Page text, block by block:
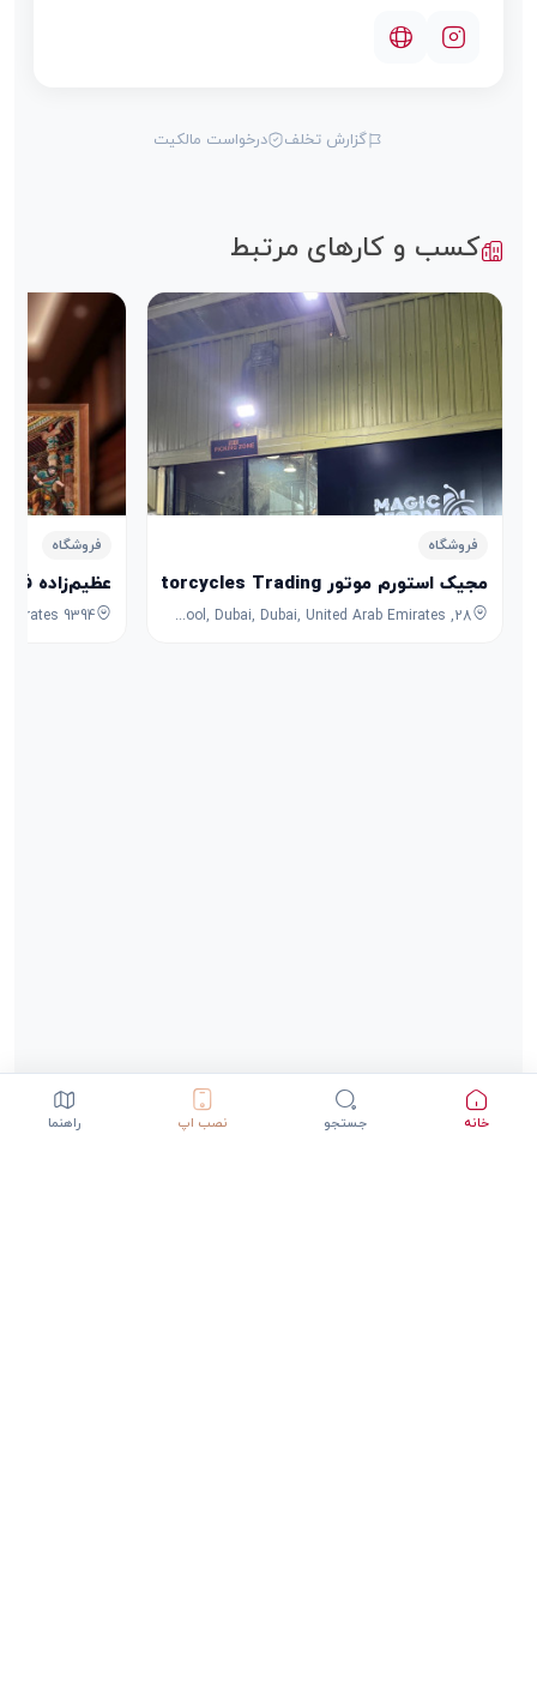
گزارش تخلف درخواست مالکیت
کسب و کارهای مرتبط
فروشگاه
مجیک استورم موتور Magic Storm Motorcycles Trading
28, 7B Street, Umm Ramool, Dubai, Dubai, United Arab Emirates
فروشگاه
عظیم‌زاده
خانه جستجو نصب اپ راهنما